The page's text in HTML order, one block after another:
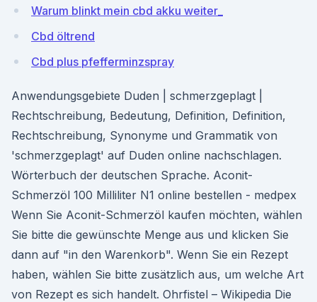
Warum blinkt mein cbd akku weiter_
Cbd öltrend
Cbd plus pfefferminzspray
Anwendungsgebiete Duden | schmerzgeplagt |
Rechtschreibung, Bedeutung, Definition, Definition,
Rechtschreibung, Synonyme und Grammatik von
'schmerzgeplagt' auf Duden online nachschlagen.
Wörterbuch der deutschen Sprache. Aconit-
Schmerzöl 100 Milliliter N1 online bestellen - medpex
Wenn Sie Aconit-Schmerzöl kaufen möchten, wählen
Sie bitte die gewünschte Menge aus und klicken Sie
dann auf "in den Warenkorb". Wenn Sie ein Rezept
haben, wählen Sie bitte zusätzlich aus, um welche Art
von Rezept es sich handelt. Ohrfistel – Wikipedia Die